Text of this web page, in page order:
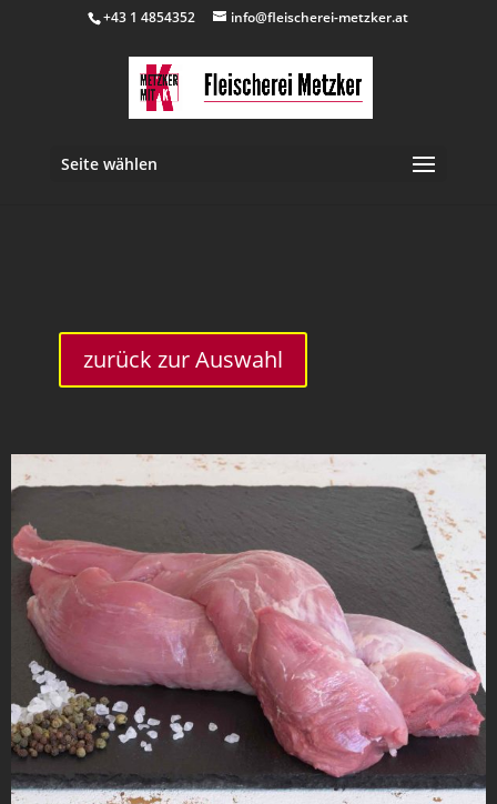
+43 1 4854352 info@fleischerei-metzker.at
Seite wählen
zurück zur Auswahl